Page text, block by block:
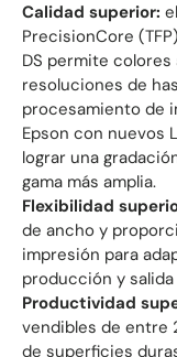
Calidad superior:
PrecisionCore
DS permite
resoluciones de
procesamiento de
Epson con nuevos
lograr una
gama más amplia.
Flexibilidad
de ancho y
impresión para
producción y salida
Productividad
vendibles de entre
de superficies